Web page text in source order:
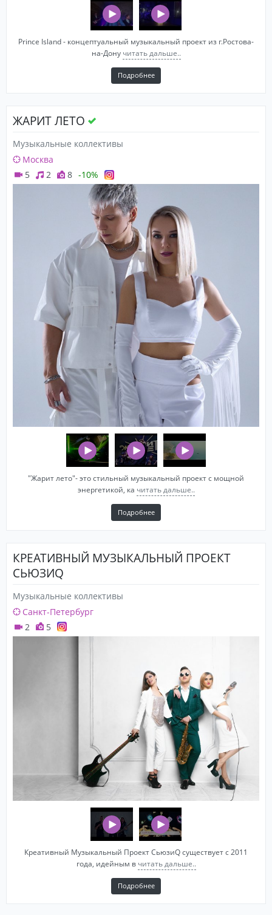
Prince Island - концептуальный музыкальный проект из г.Ростова-
на-Дону читать дальше..
Подробнее
ЖАРИТ ЛЕТО
Музыкальные коллективы
Москва
5
2 8 -10%
"Жарит лето"- это стильный музыкальный проект с мощной
энергетикой, ка читать дальше..
Подробнее
КРЕАТИВНЫЙ МУЗЫКАЛЬНЫЙ ПРОЕКТ
СЬЮЗИQ
Музыкальные коллективы
Санкт-Петербург
2
5
Креативный Музыкальный Проект СьюзиQ существует с 2011
года, идейным в читать дальше..
Подробнее